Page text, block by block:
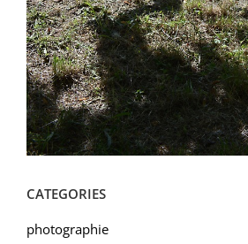
CATEGORIES
photographie